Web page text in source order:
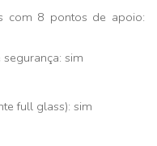
com 8 pontos de apoio:
sim
full glass): sim